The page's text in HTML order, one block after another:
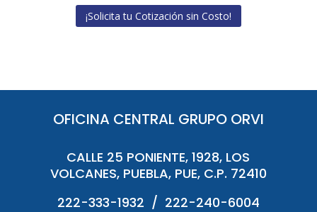
¡Solicita tu Cotización sin Costo!
OFICINA CENTRAL GRUPO ORVI
CALLE 25 PONIENTE, 1928, LOS
VOLCANES, PUEBLA, PUE, C.P. 72410
222-333-1932 / 222-240-6004